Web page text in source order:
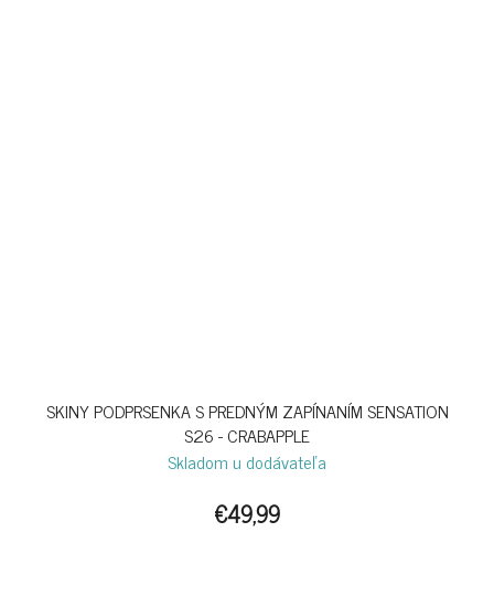
SKINY PODPRSENKA S PREDNÝM ZAPÍNANÍM SENSATION
S26 - CRABAPPLE
Skladom u dodávateľa
€49,99